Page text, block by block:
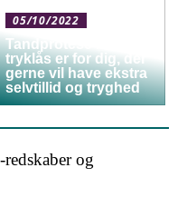
05/10/2022
Tandprotese med
tryklås er for dig, der
gerne vil have ekstra
selvtillid og tryghed
og